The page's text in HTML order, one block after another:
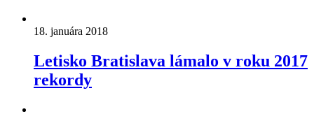
18. januára 2018
Letisko Bratislava lámalo v roku 2017
rekordy